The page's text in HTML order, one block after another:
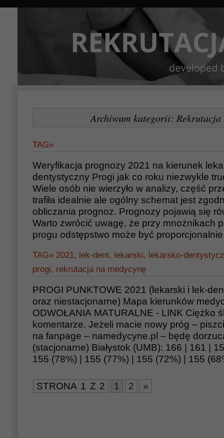
Archiwum kategorii: Rekrutacja
TAG»
Weryfikacja prognozy 2021 na kierunek
dentystyczny Progi jak co roku niezwykle
Wiele osób nie wierzyło w analizy, część
trafiła idealnie ale ogólny schemat jest
obliczania prognoz. Prognozy pojawią się
Warto zwrócić uwagę, że przy mnożnikach
progu odstępstwo może być
TAG» 2021, lek-dent, lekarski, lekarsko-
progi, rekrutacja na medycynę
PROGI PUNKTOWE 2021 (lekarski i lek-
oraz niestacjonarne) Mapa kierunków
ODWOŁANIA MATURALNE - LINK Ciężko
komentarze. Jeżeli macie nowy próg –
na fanpage – namedycyne.pl – będę
(stacjonarne) Białystok (UMB): 166 | 161 |
155 (78%) | 155 (77%) | 155 (72%) | 155
STRONA 1 Z 2 1 2 »